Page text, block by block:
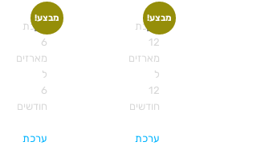
מבצע!
ערכת
מבצע!
ערכת